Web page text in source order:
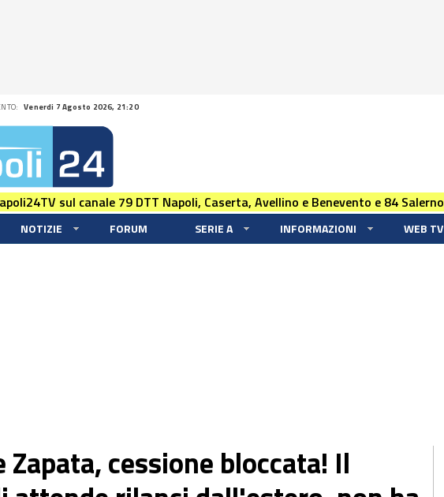
Venerdi 7 Agosto 2026, 21:20
sul canale 79 DTT Napoli, Caserta, Avellino e Benevento e 84 Salerno
NOTIZIE FORUM SERIE A INFORMAZIONI WEB TV
cessione bloccata! Il